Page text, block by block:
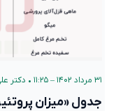
۳۱ مرداد ۱۴۰۲ – ۱۱:۲۵ • دکتر
جدول «میزان